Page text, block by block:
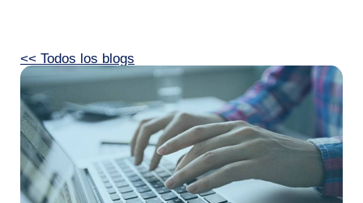
<< Todos los blogs